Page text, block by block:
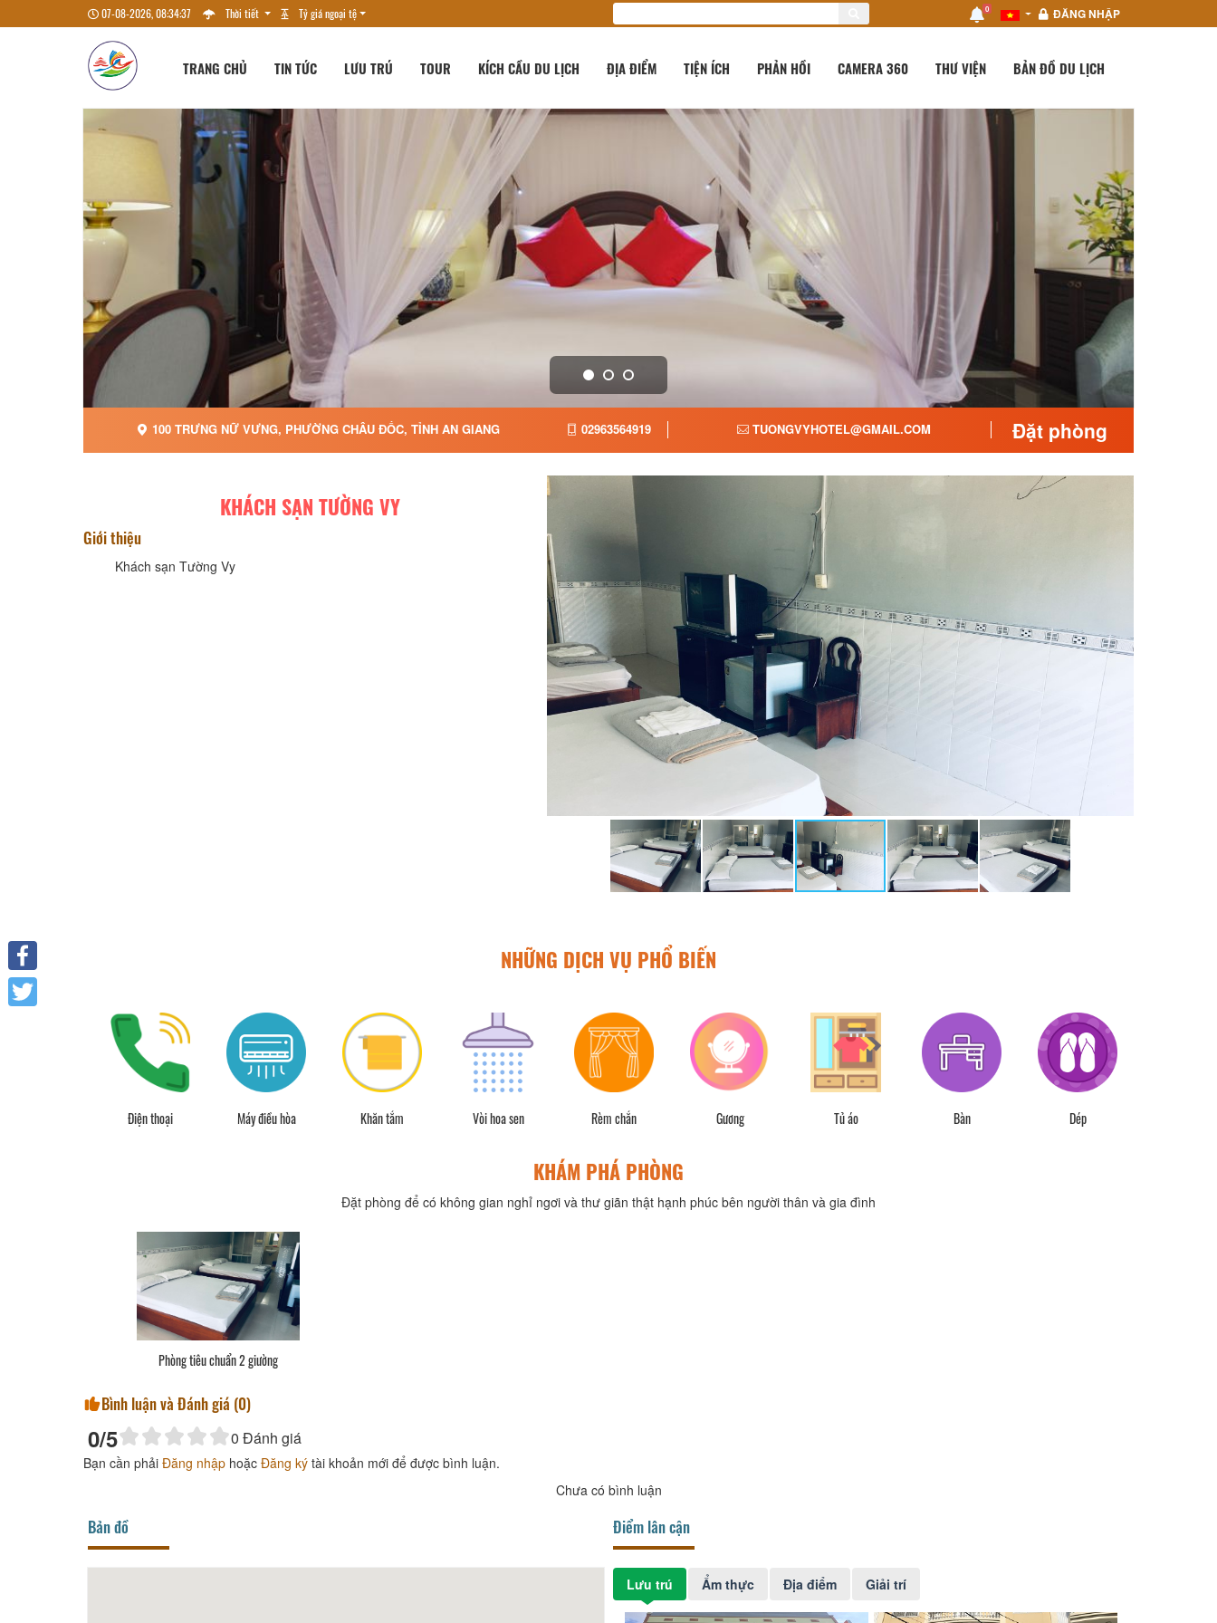
07-08-2026, 08:34:39 Thời tiết Tỷ giá ngoại tệ 0 ĐĂNG NHẬP
TRANG CHỦ TIN TỨC LƯU TRÚ TOUR KÍCH CẦU DU LỊCH ĐỊA ĐIỂM TIỆN ÍCH PHẢN HỒI CAMERA 360 THƯ VIỆN BẢN ĐỒ DU LỊCH
100 TRƯNG NỮ VƯNG, PHƯỜNG CHÂU ĐỐC, TỈNH AN GIANG 02963564919 TUONGVYHOTEL@GMAIL.COM Đặt phòng
KHÁCH SẠN TƯỜNG VY
Giới thiệu
Khách sạn Tường Vy
NHỮNG DỊCH VỤ PHỔ BIẾN
Điện thoại Máy điều hòa Khăn tắm Vòi hoa sen Rèm chắn Gương Tủ áo Bàn Dép
KHÁM PHÁ PHÒNG
Đặt phòng để có không gian nghỉ ngơi và thư giãn thật hạnh phúc bên người thân và gia đình
Phòng tiêu chuẩn 2 giường
Bình luận và Đánh giá (0)
0/5 0 Đánh giá
Bạn cần phải Đăng nhập hoặc Đăng ký tài khoản mới để được bình luận.
Chưa có bình luận
Bản đồ Điểm lân cận
Lưu trú Ẩm thực Địa điểm Giải trí
Facebook